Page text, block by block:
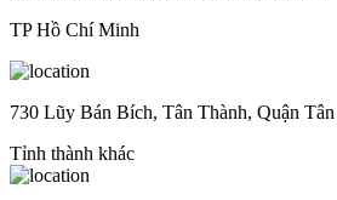
TP Hồ Chí Minh
730 Lũy Bán Bích, Tân Thành, Quận
Tỉnh thành khác